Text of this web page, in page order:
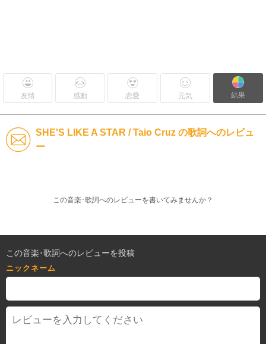
友情 感動 恋愛 元気 結果
SHE'S LIKE A STAR / Taio Cruz の歌詞へのレビュ
ー
この音楽･歌詞へのレビューを書いてみませんか？
この音楽･歌詞へのレビューを投稿
ニックネーム